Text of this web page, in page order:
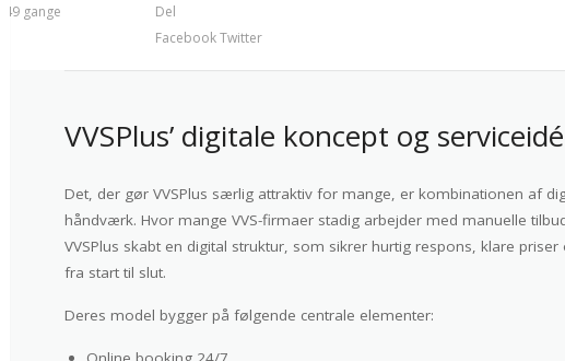
gange
Del
FacebookTwitter
VVSPlus’ digitale koncept og serviceidé
Det, der gør VVSPlus særlig attraktiv for mange, er kombinationen af
håndværk. Hvor mange VVS-firmaer stadig arbejder med manuelle
VVSPlus skabt en digital struktur, som sikrer hurtig respons, klare
fra start til slut.
Deres model bygger på følgende centrale elementer: